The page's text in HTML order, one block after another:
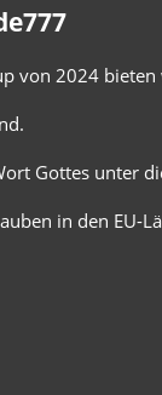
von 2024
Gottes unter
in den EU-